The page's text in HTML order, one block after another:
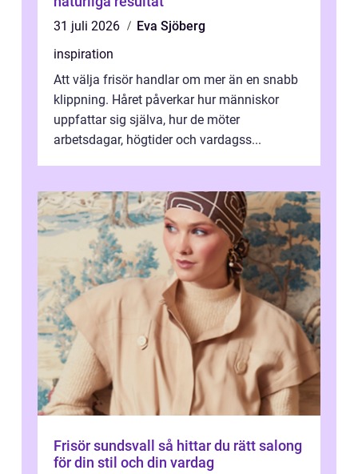
31 juli 2026
Eva Sjöberg
inspiration
Att välja frisör handlar om mer än en snabb
klippning. Håret påverkar hur människor
uppfattar sig själva, hur de möter
arbetsdagar, högtider och vardagss...
Frisör sundsvall så hittar du rätt salong
för din stil och din vardag